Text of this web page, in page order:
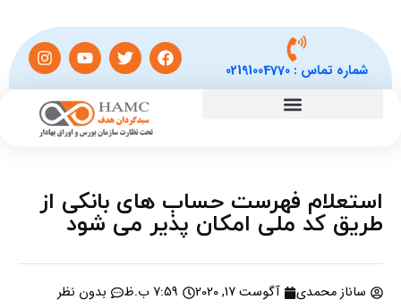
شماره تماس :02191004770
استعلام فهرست حساب های بانکی از
طریق کد ملی امکان پذیر می شود
ساناز محمدی آگوست 17, 2020 7:59 ب.ظ بدون نظر